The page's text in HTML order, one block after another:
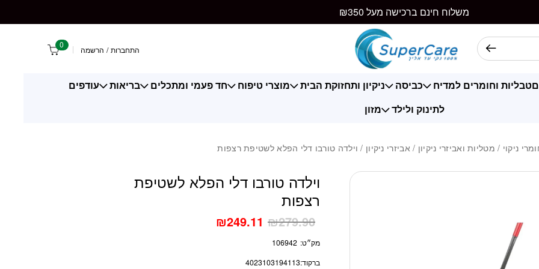
משלוח חינם ברכישה מעל ₪350
התחברות / הרשמה 0
טבליות וחומרים למדיח כביסה ניקיון ותחזוקת הבית מוצרי טיפוח חד פעמי ומתכלים בריאות
עודפים
לתינוק ולילד
מזון
ניקוי / מטליות ואביזרי ניקיון /אביזרי ניקיון / וילדה טורבו דלי הפלא לשטיפת רצפות
וילדה טורבו דלי הפלא לשטיפת
רצפות
₪279.90
₪249.11
מק״ט: 106942
ברקוד:4023103194113